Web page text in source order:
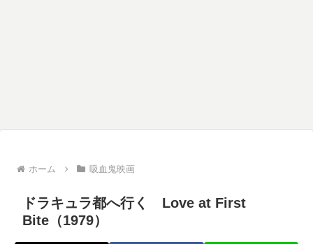
ホーム 吸血鬼映画
ドラキュラ都へ行く Love at First
Bite（1979）